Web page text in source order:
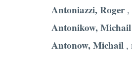
Antoniazzi, Roger,
Antonikow, Michail
Antonow, Michail ,